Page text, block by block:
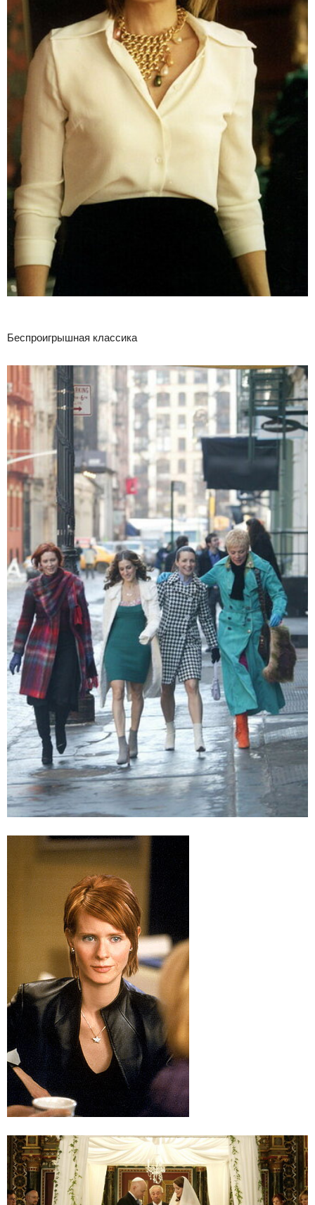
Беспроигрышная классика